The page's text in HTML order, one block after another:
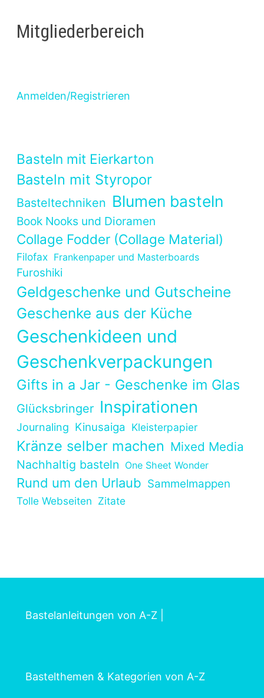
Mitgliederbereich
Anmelden/Registrieren
Basteln mit Eierkarton
Basteln mit Styropor
Basteltechniken Blumen basteln
Book Nooks und Dioramen
Collage Fodder (Collage Material)
Filofax Frankenpaper und Masterboards
Furoshiki
Geldgeschenke und Gutscheine
Geschenke aus der Küche
Geschenkideen und
Geschenkverpackungen
Gifts in a Jar - Geschenke im Glas
Glücksbringer Inspirationen
Journaling Kinusaiga Kleisterpapier
Kränze selber machen Mixed Media
Nachhaltig basteln One Sheet Wonder
Rund um den Urlaub Sammelmappen
Tolle Webseiten Zitate
Bastelanleitungen von A-Z
Bastelthemen & Kategorien von A-Z